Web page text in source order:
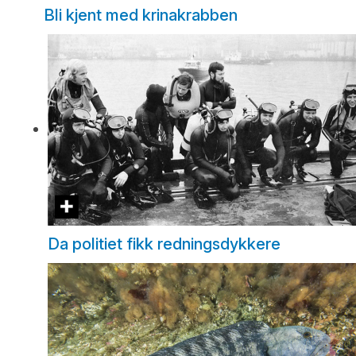
Bli kjent med krinakrabben
Da politiet fikk redningsdykkere